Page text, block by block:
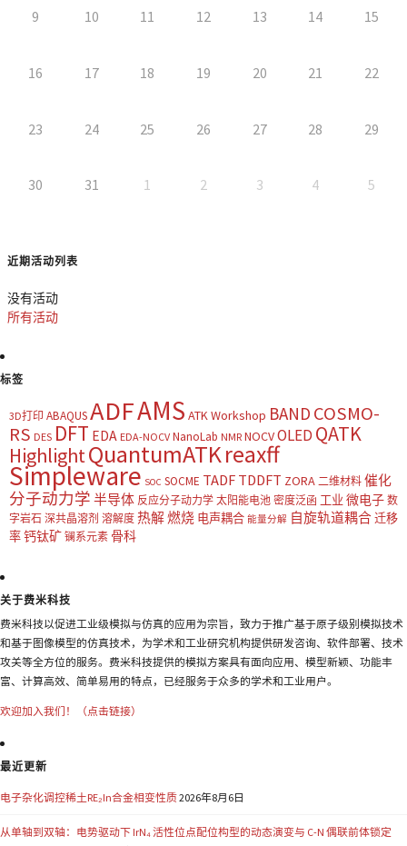
9 10 11 12 13 14 15
16 17 18 19 20 21 22
23 24 25 26 27 28 29
30 31 1 2 3 4 5
近期活动列表
没有活动
所有活动
标签
3D打印 ABAQUSADFAMS ATK Workshop BAND COSMO-
RS DES DFT EDA EDA-NOCV NanoLab NMR NOCVOLED QATK
HighlightQuantumATKreaxff
Simpleware SOC SOCME TADF TDDFT ZORA 二维材料 催化
分子动力学 半导体 反应分子动力学 太阳能电池 密度泛函 工业 微电子 数
字岩石 深共晶溶剂 溶解度 热解燃烧 电声耦合 能量分解 自旋轨道耦合迁移
率钙钛矿 镧系元素 骨科
关于费米科技
费米科技以促进工业级模拟与仿真的应用为宗旨，致力于推广基于原子级别模拟技术
和基于图像模型的仿真技术，为学术和工业研究机构提供研发咨询、软件部署、技术
攻关等全方位的服务。费米科技提供的模拟方案具有面向应用、模型新颖、功能丰
富、计算高效、简单易用的特点，已经服务于众多的学术和工业用户。
欢迎加入我们！（点击链接）
最近更新
电子杂化调控稀土RE₂In合金相变性质2026年8月6日
从单轴到双轴：电势驱动下 IrN₄ 活性位点配位构型的动态演变与 C-N 偶联前体锁定